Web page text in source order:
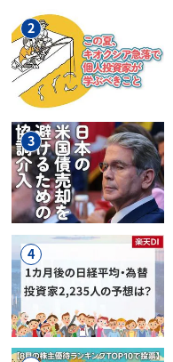
2
3
4